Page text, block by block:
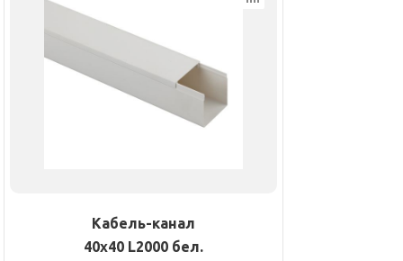
Кабель-канал
40х40 L2000 бел.